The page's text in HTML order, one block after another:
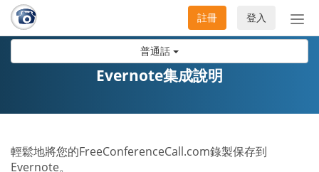
普通話
切
換
登入
註冊
Evernote集成說明
輕鬆地將您的FreeConferenceCall.com錄製保存到
Evernote。